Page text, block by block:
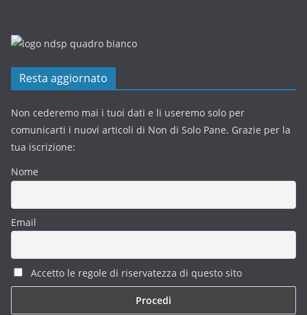
Resta aggiornato
Non cederemo mai i tuoi dati e li useremo solo per
comunicarti i nuovi articoli di Non di Solo Pane. Grazie per la
tua iscrizione:
Nome
Email
Accetto le regole di riservatezza di questo sito